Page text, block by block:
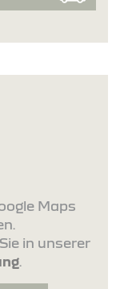
Maps
in unserer
.